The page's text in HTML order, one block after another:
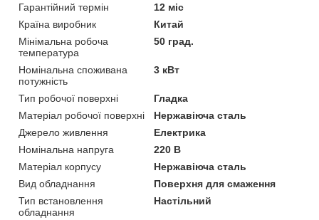
Гарантійний термін
12 міс
Країна виробник
Китай
Мінімальна робоча
температура
50 град.
Номінальна споживана
потужність
3 кВт
Тип робочої поверхні
Гладка
Матеріал робочої поверхні
Нержавіюча сталь
Джерело живлення
Електрика
Номінальна напруга
220 В
Матеріал корпусу
Нержавіюча сталь
Вид обладнання
Поверхня для смаження
Тип встановлення
обладнання
Настільний